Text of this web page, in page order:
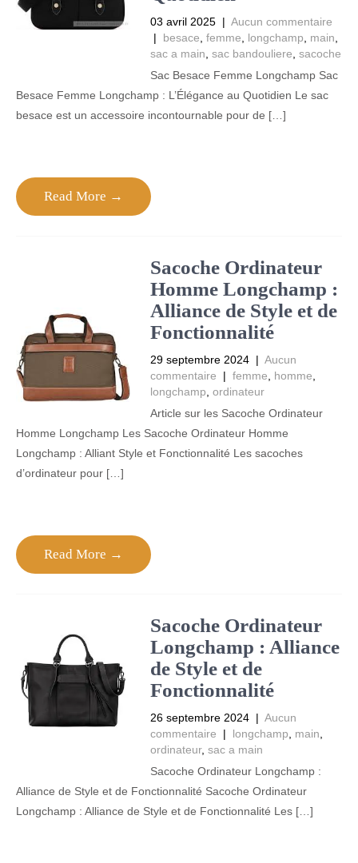
03 avril 2025 | Aucun commentaire
| besace femme longchamp main
sac a main sac bandouliere sacoche
Sac Besace Femme Longchamp Sac
Besace Femme Longchamp : L’Élégance au Quotidien Le sac
besace est un accessoire incontournable pour de […]
Read More →
Sacoche Ordinateur
Homme Longchamp :
Alliance de Style et de
Fonctionnalité
29 septembre 2024 | Aucun
commentaire
| femme homme
longchamp ordinateur
Article sur les Sacoche Ordinateur
Homme Longchamp Les Sacoche Ordinateur Homme
Longchamp : Alliant Style et Fonctionnalité Les sacoches
d’ordinateur pour […]
Read More →
Sacoche Ordinateur
Longchamp : Alliance
de Style et de
Fonctionnalité
26 septembre 2024 | Aucun
commentaire
| longchamp main
ordinateur, sac a main
Sacoche Ordinateur Longchamp :
Alliance de Style et de Fonctionnalité Sacoche Ordinateur
Longchamp : Alliance de Style et de Fonctionnalité Les […]